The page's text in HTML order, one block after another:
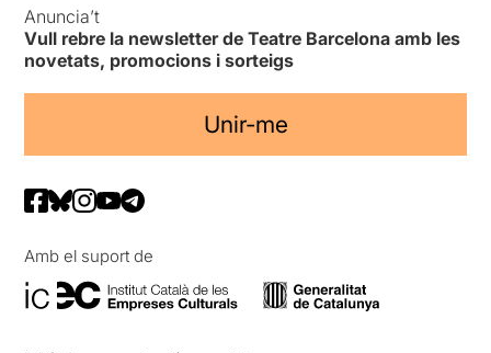
Anuncia’t
Vull rebre la newsletter de Teatre Barcelona amb les
novetats, promocions i sorteigs
Unir-me
Amb el suport de